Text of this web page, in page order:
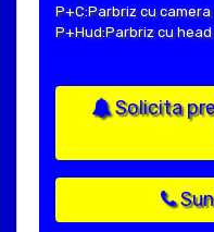
P+C:Parbriz cu camera
P+Hud:Parbriz cu
Solicita